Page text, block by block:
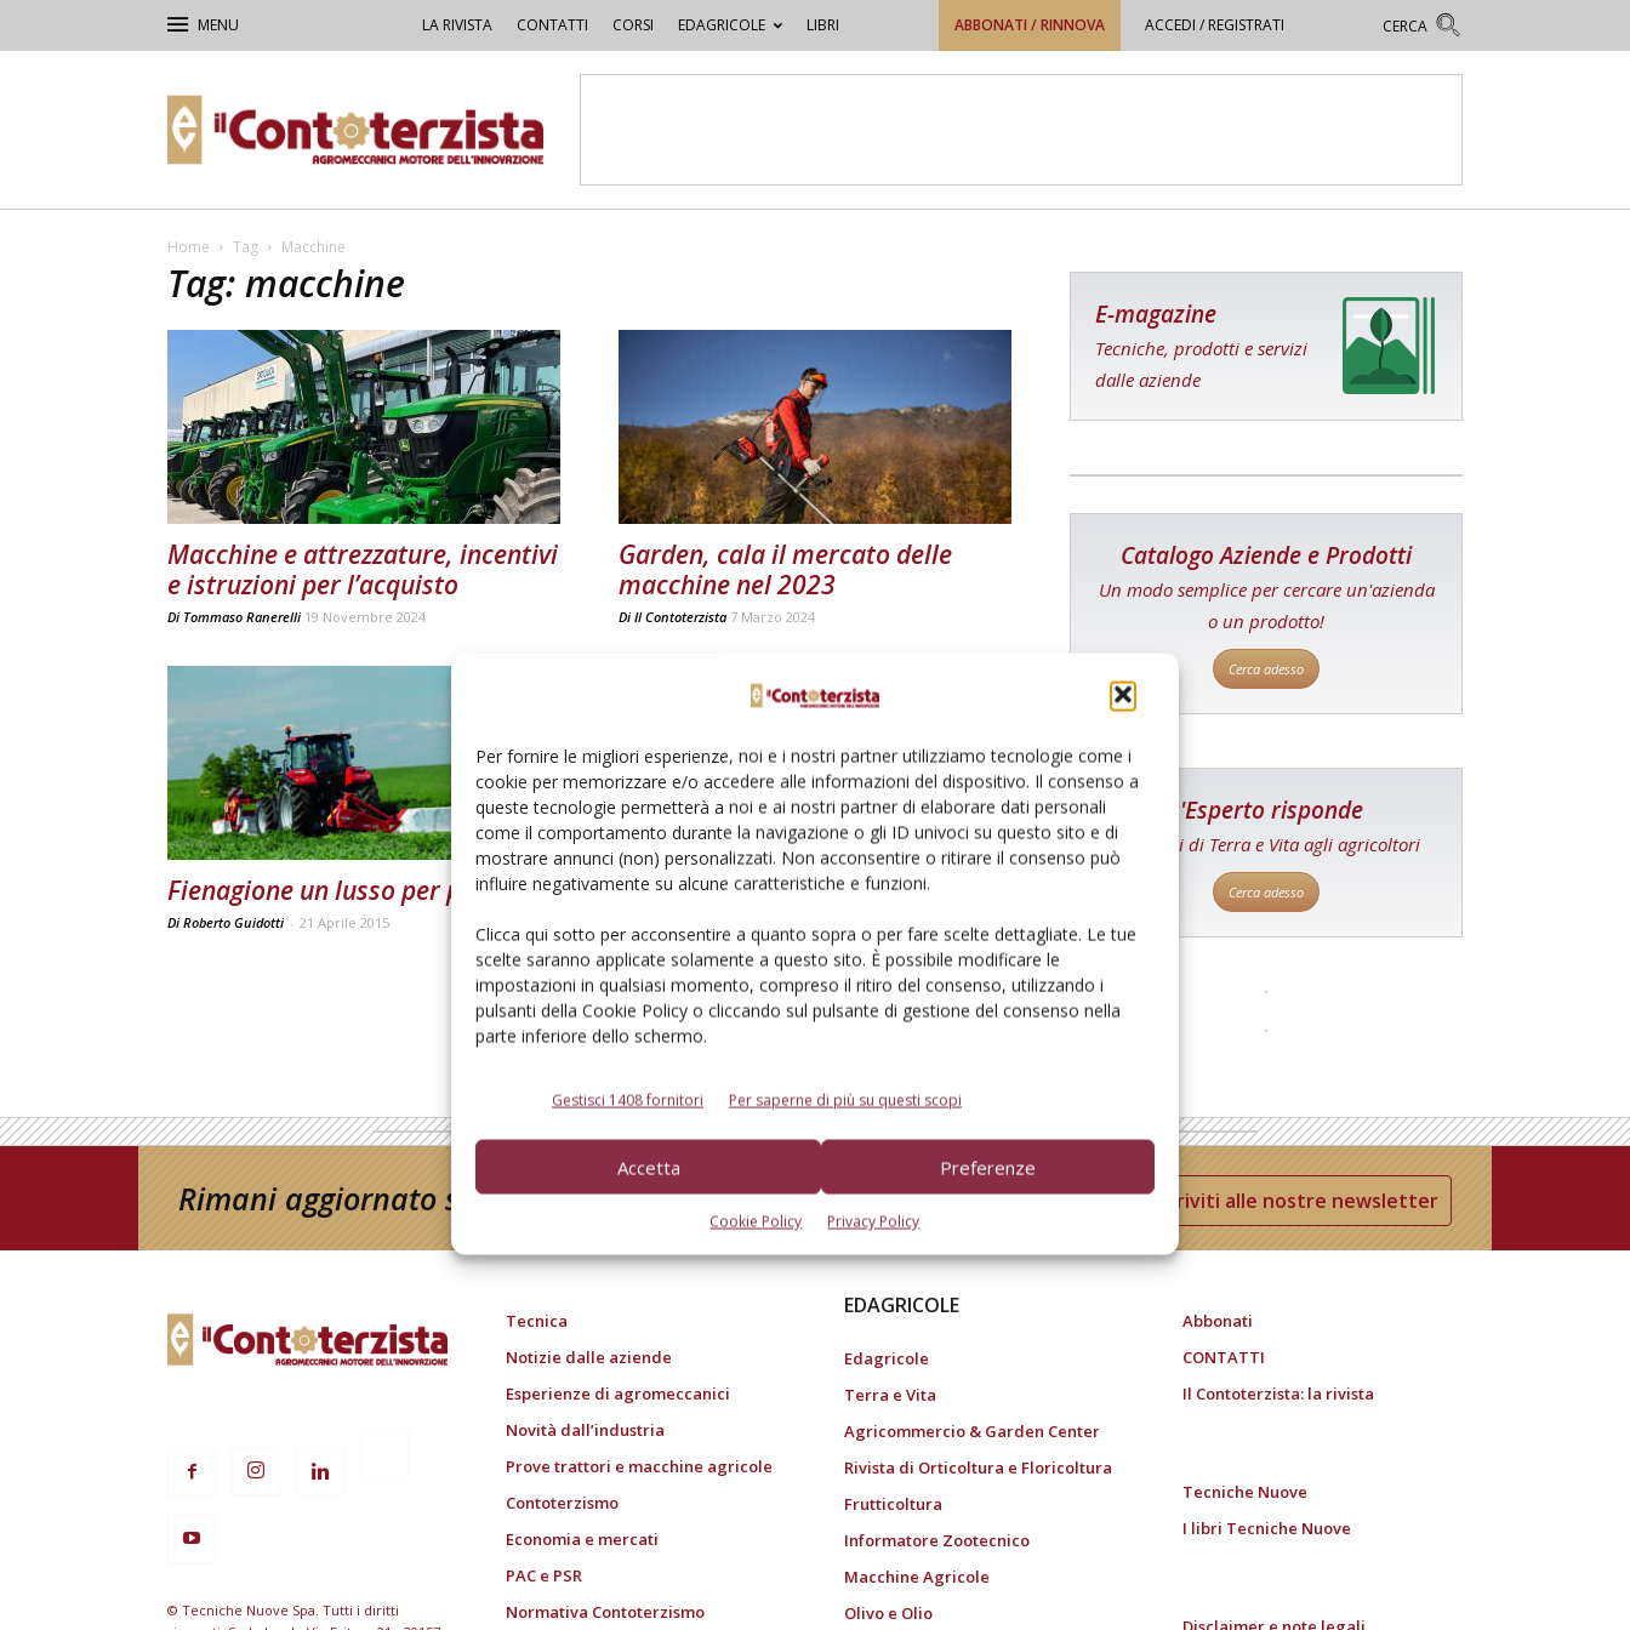
Per fornire le migliori esperienze, noi e i nostri partner utilizziamo tecnologie come i
cookie per memorizzare e/o accedere alle informazioni del dispositivo. Il consenso a
queste tecnologie permetterà a noi e ai nostri partner di elaborare dati personali
come il comportamento durante la navigazione o gli ID univoci su questo sito e di
mostrare annunci (non) personalizzati. Non acconsentire o ritirare il consenso può
influire negativamente su alcune caratteristiche e funzioni.
Clicca qui sotto per acconsentire a quanto sopra o per fare scelte dettagliate. Le tue
scelte saranno applicate solamente a questo sito. È possibile modificare le
impostazioni in qualsiasi momento, compreso il ritiro del consenso, utilizzando i
pulsanti della Cookie Policy o cliccando sul pulsante di gestione del consenso nella
parte inferiore dello schermo.
Gestisci 1408 fornitori Per saperne di più su questi scopi
Accetta Preferenze
Cookie Policy Privacy Policy
LA RIVISTA CONTATTI CORSI EDAGRICOLE LIBRI ABBONATI / RINNOVA ACCEDI / REGISTRATI
Contoterzista
Home Tag Macchine
Tag: macchine
Macchine e attrezzature, incentivi
e istruzioni per l’acquisto
Di Tommaso Ranerelli 19 Novembre 2024
Garden, cala il mercato delle
macchine nel 2023
Di Il Contoterzista 7 Marzo 2024
Fienagione un lusso per pochi
Di Roberto Guidotti - 21 Aprile 2015
E-magazine
Tecniche, prodotti e servizi
dalle aziende
Catalogo Aziende e Prodotti
Un modo semplice per cercare un'azienda
o un prodotto!
Cerca adesso
L'Esperto risponde
I consigli di Terra e Vita agli agricoltori
Cerca adesso
Rimani aggiornato sul mondo dell’agricoltura Iscriviti alle nostre newsletter
© Tecniche Nuove Spa. Tutti i diritti
Tecnica
Notizie dalle aziende
Esperienze di agromeccanici
Novità dall’industria
Prove trattori e macchine agricole
Contoterzismo
Economia e mercati
PAC e PSR
Normativa Contoterzismo
EDAGRICOLE
Edagricole
Terra e Vita
Agricommercio & Garden Center
Rivista di Orticoltura e Floricoltura
Frutticoltura
Informatore Zootecnico
Macchine Agricole
Olivo e Olio
Abbonati
CONTATTI
Il Contoterzista: la rivista
Tecniche Nuove
I libri Tecniche Nuove